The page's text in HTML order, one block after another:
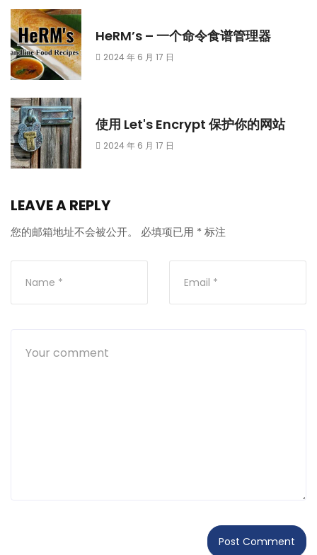
HeRM’s – 一个命令食谱管理器
2024 年 6 月 17 日
使用 Let's Encrypt 保护你的网站
2024 年 6 月 17 日
LEAVE A REPLY
您的邮箱地址不会被公开。 必填项已用 * 标注